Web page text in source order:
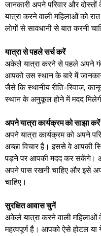
जानकारी अपने परिवार और
यात्रा करने वाली महिलाओं को
लोगों से सावधानी से बात करनी
यात्रा से पहले सर्च करें
अकेले यात्रा करने से पहले अपने
आपको उस स्थान के बारे में
जैसे कि स्थानीय रीति-रिवाज,
स्थान के अनुकूल होने में मदद
अपने यात्रा कार्यक्रम को साझा करें
अपने यात्रा कार्यक्रम को अपने
अच्छा विचार है। इससे वे आपकी
पड़ने पर आपकी मदद कर सकेंगे।
अपने पास रखनी चाहिए और इसे
चाहिए।
सुरक्षित आवास चुनें
अकेले यात्रा करने वाली महिलाओं
महत्वपूर्ण है। आपको ऐसे होटल या